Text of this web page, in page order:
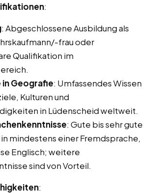
:
: Abgeschlossene Ausbildung als
frau oder
Qualifikation im
in Geografie: Umfassendes Wissen
Kulturen und
in Lüdenscheid weltweit.
: Gute bis sehr gute
mindestens einer Fremdsprache,
Englisch; weitere
sind von Vorteil.
: